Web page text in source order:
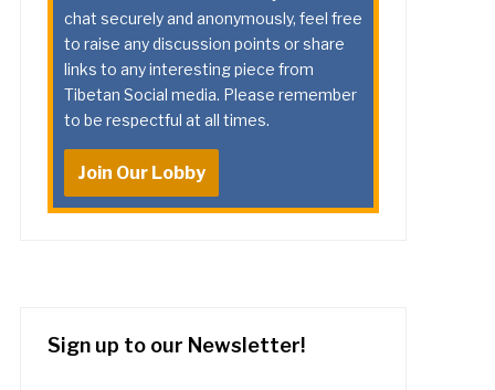
chat securely and anonymously, feel free
to raise any discussion points or share
links to any interesting piece from
Tibetan Social media. Please remember
to be respectful at all times.
Join Our Lobby
Sign up to our Newsletter!